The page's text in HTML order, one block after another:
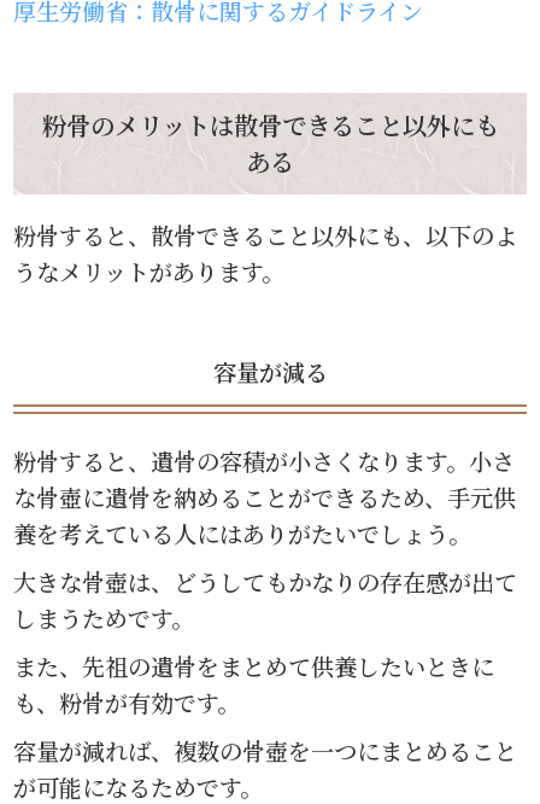
厚生労働省：散骨に関するガイドライン
粉骨のメリットは散骨できること以外にも
ある
粉骨すると、散骨できること以外にも、以下のよ
うなメリットがあります。
容量が減る
粉骨すると、遺骨の容積が小さくなります。小さ
な骨壺に遺骨を納めることができるため、手元供
養を考えている人にはありがたいでしょう。
大きな骨壺は、どうしてもかなりの存在感が出て
しまうためです。
また、先祖の遺骨をまとめて供養したいときに
も、粉骨が有効です。
容量が減れば、複数の骨壺を一つにまとめること
が可能になるためです。